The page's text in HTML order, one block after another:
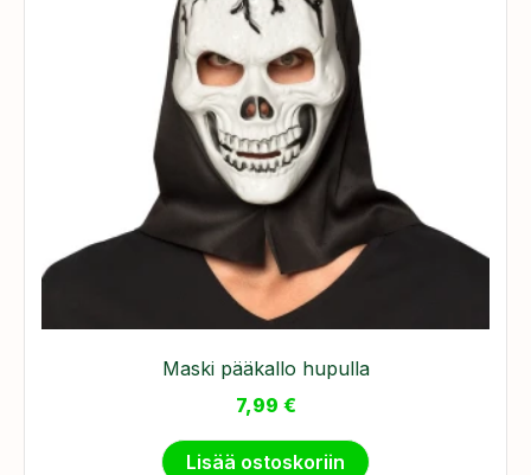
Maski pääkallo hupulla
7,99 €
Lisää ostoskoriin